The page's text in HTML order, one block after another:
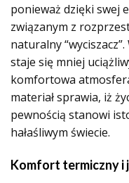
ponieważ dzięki swej
związanym z
naturalny
staje się mniej
komfortowa
materiał sprawia, iż
pewnością stanowi
hałaśliwym świecie.
Komfort termiczny i